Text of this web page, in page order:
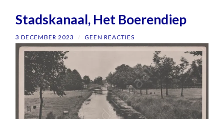
Stadskanaal, Het Boerendiep
3 DECEMBER 2023 / GEEN REACTIES